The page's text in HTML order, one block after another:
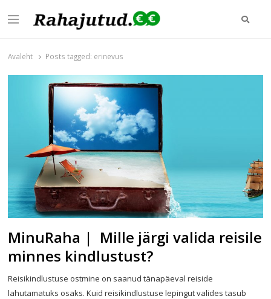
Menu Otsi
Avaleht Posts tagged: erinevus
MinuRaha | Mille järgi valida reisile
minnes kindlustust?
Reisikindlustuse ostmine on saanud tänapäeval reiside
lahutamatuks osaks. Kuid reisikindlustuse lepingut valides tasub